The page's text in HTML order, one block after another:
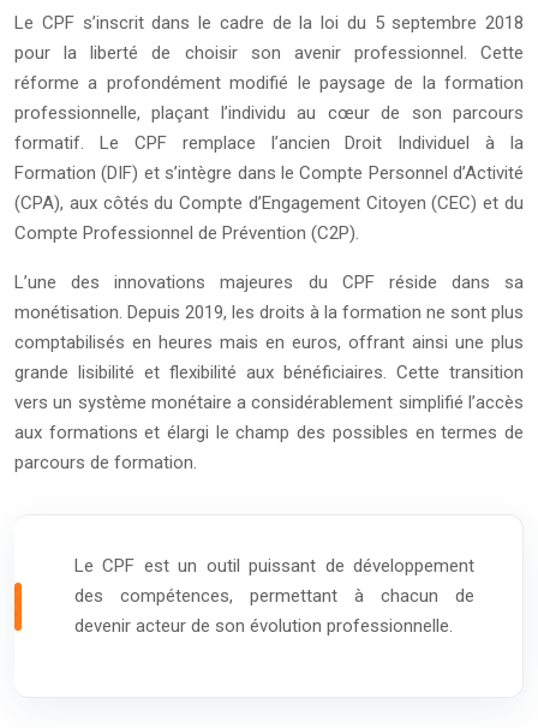
Le CPF s’inscrit dans le cadre de la loi du 5 septembre 2018
pour la liberté de choisir son avenir professionnel. Cette
réforme a profondément modifié le paysage de la formation
professionnelle, plaçant l’individu au cœur de son parcours
formatif. Le CPF remplace l’ancien Droit Individuel à la
Formation (DIF) et s’intègre dans le Compte Personnel d’Activité
(CPA), aux côtés du Compte d’Engagement Citoyen (CEC) et du
Compte Professionnel de Prévention (C2P).
L’une des innovations majeures du CPF réside dans sa
monétisation. Depuis 2019, les droits à la formation ne sont plus
comptabilisés en heures mais en euros, offrant ainsi une plus
grande lisibilité et flexibilité aux bénéficiaires. Cette transition
vers un système monétaire a considérablement simplifié l’accès
aux formations et élargi le champ des possibles en termes de
parcours de formation.
Le CPF est un outil puissant de développement
des compétences, permettant à chacun de
devenir acteur de son évolution professionnelle.